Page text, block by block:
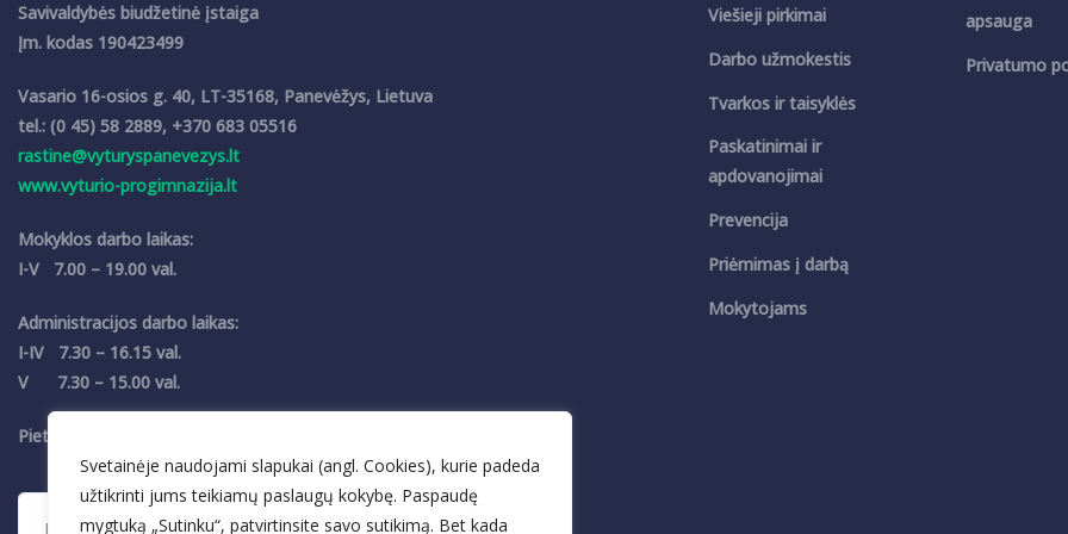
Svetainėje naudojami slapukai (angl. Cookies), kurie padeda
užtikrinti jums teikiamų paslaugų kokybę. Paspaudę
mygtuką „Sutinku“, patvirtinsite savo sutikimą. Bet kada
Savivaldybės biudžetinė įstaiga
Įm. kodas 190423499
Vasario 16-osios g. 40, LT-35168, Panevėžys, Lietuva
tel.: (0 45) 58 2889, +370 683 05516
rastine@vyturyspanevezys.lt
www.vyturio-progimnazija.lt
Mokyklos darbo laikas:
I-V 7.00 – 19.00 val.
Administracijos darbo laikas:
I-IV 7.30 – 16.15 val.
V 7.30 – 15.00 val.
Pietų pertrauka 12.00 – 12.30 val.
Viešieji pirkimai
Darbo užmokestis
Tvarkos ir taisyklės
Paskatinimai ir
apdovanojimai
Prevencija
Priėmimas į darbą
Mokytojams
apsauga
Privatumo